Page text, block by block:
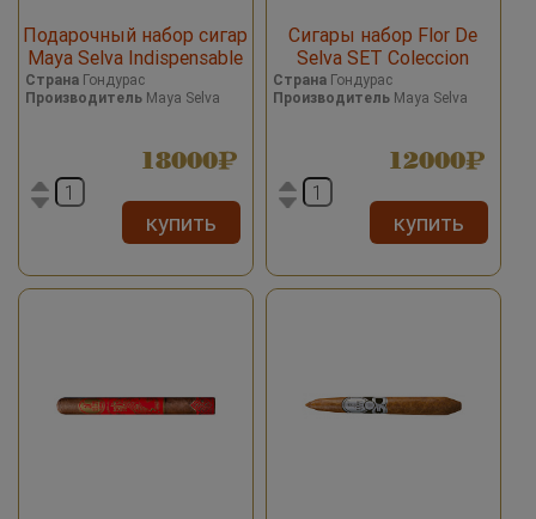
Подарочный набор сигар
Maya Selva Indispensable
Страна Гондурас
Производитель Maya Selva
18000
купить
Сигары набор Flor De
Selva SET Coleccion
Anniversario №20 *4
СтранаГондурас
ПроизводительMaya Selva
12000
купить